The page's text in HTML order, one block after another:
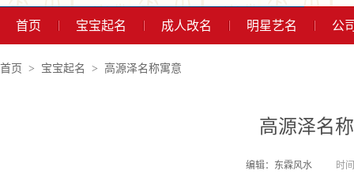
首页 宝宝起名 成人改名 明星艺名 公
首页 宝宝起名 高源泽名称寓意
高源泽名
编辑：东霖风水 时